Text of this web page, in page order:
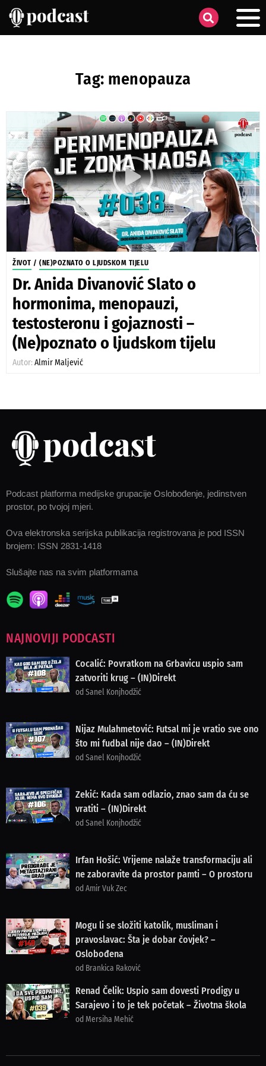
Tag: menopauza
ŽIVOT / (NE)POZNATO O LJUDSKOM TIJELU
Dr. Anida Divanović Slato o
hormonima, menopauzi,
testosteronu i gojaznosti –
(Ne)poznato o ljudskom tijelu
Autor: Almir Maljević
Podcast platforma medijske grupacije Oslobođenje, jedinstven
prostor, po tvojoj mjeri.
Ova elektronska serijska publikacija registrovana je pod ISSN
brojem: ISSN 2831-1418
Slušajte nas na svim platformama
NAJNOVIJI PODCASTI
Cocalić: Povratkom na Grbavicu uspio sam
zatvoriti krug – (IN)Direkt
od Sanel Konjhodžić
Nijaz Mulahmetović: Futsal mi je vratio sve ono
što mi fudbal nije dao – (IN)Direkt
od Sanel Konjhodžić
Zekić: Kada sam odlazio, znao sam da ću se
vratiti – (IN)Direkt
od Sanel Konjhodžić
Irfan Hošić: Vrijeme nalaže transformaciju ali
ne zaboravite da prostor pamti – O prostoru
od Amir Vuk Zec
Mogu li se složiti katolik, musliman i
pravoslavac: Šta je dobar čovjek? –
Oslobođena
od Brankica Raković
Renad Čelik: Uspio sam dovesti Prodigy u
Sarajevo i to je tek početak – Životna škola
od Mersiha Mehić